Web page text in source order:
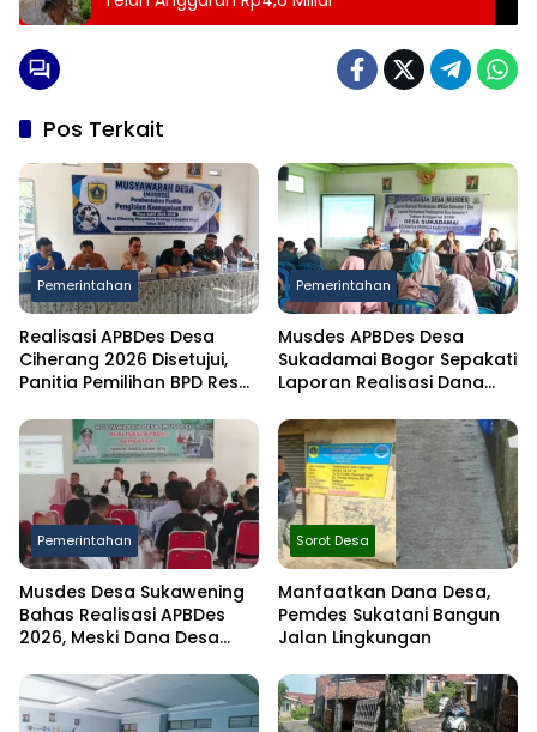
Pos Terkait
Pemerintahan
Realisasi APBDes Desa
Ciherang 2026 Disetujui,
Panitia Pemilihan BPD Resmi
Pemerintahan
Musdes APBDes Desa
Sukadamai Bogor Sepakati
Laporan Realisasi Dana
Pemerintahan
Musdes Desa Sukawening
Bahas Realisasi APBDes
2026, Meski Dana Desa
Tetap Dibangun
Sorot Desa
Manfaatkan Dana Desa,
Pemdes Sukatani Bangun
Jalan Lingkungan